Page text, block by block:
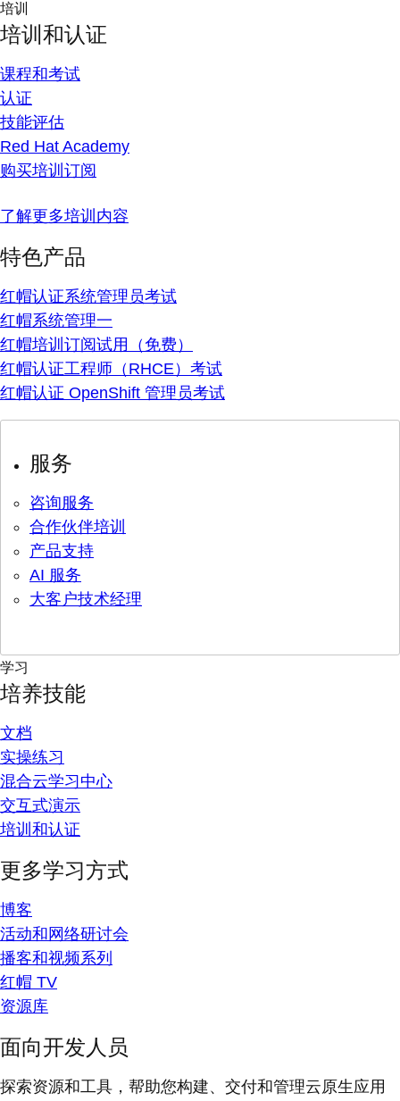
培训
培训和认证
课程和考试
认证
技能评估
Red Hat Academy
购买培训订阅
了解更多培训内容
特色产品
红帽认证系统管理员考试
红帽系统管理一
红帽培训订阅试用（免费）
红帽认证工程师（RHCE）考试
红帽认证 OpenShift 管理员考试
服务
咨询服务
合作伙伴培训
产品支持
AI 服务
大客户技术经理
学习
培养技能
文档
实操练习
混合云学习中心
交互式演示
培训和认证
更多学习方式
博客
活动和网络研讨会
播客和视频系列
红帽 TV
资源库
面向开发人员
探索资源和工具，帮助您构建、交付和管理云原生应用